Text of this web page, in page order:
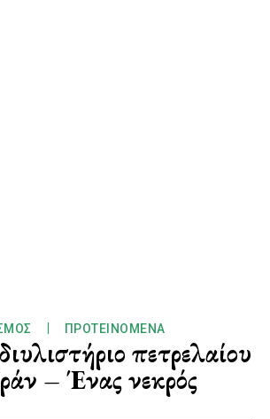
ΠΡΟΤΕΙΝΌΜΕΝΑ
πετρελαίου
– Ένας νεκρός